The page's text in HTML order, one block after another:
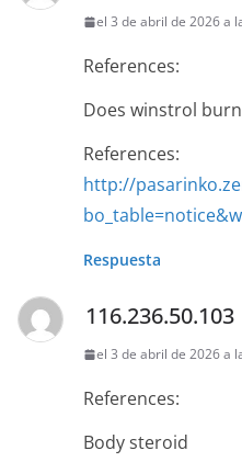
el 3 de abril de 2026 a
References:
Does winstrol
References:
http://
Respuesta
116.236.50.103
el 3 de abril de 2026 a
References:
Body steroid